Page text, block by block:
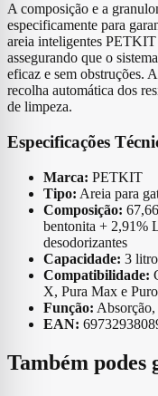
A composição e a
especificamente para
areia inteligentes
assegurando que o
eficaz e sem obstruções.
recolha automática dos
de limpeza.
Especificações
Marca: PETKIT
Tipo: Areia para
Composição:
bentonita + 2,91%
desodorizantes
Capacidade: 3
Compatibilidade:
X, Pura Max e
Função: Absorção,
EAN:
Também podes